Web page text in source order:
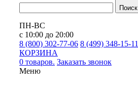
Поиск
ПН-ВС
с 10:00 до 20:00
8 (800) 302-77-06 8 (499) 348-15-11
КОРЗИНА
0 товаров. Заказать звонок
Меню